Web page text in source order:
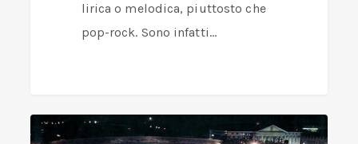
lirica o melodica, piuttosto che
pop-rock. Sono infatti…
Verona